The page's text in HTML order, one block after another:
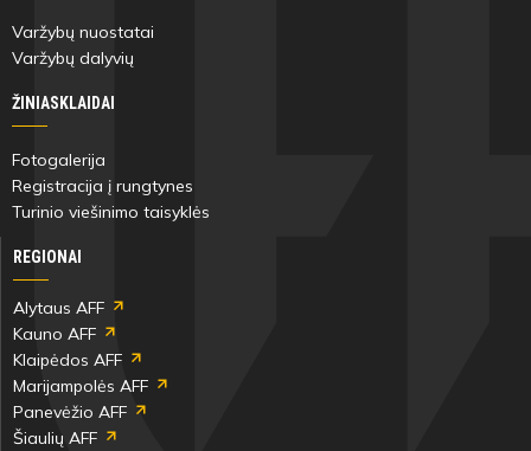
Varžybų nuostatai
Varžybų dalyvių
ŽINIASKLAIDAI
Fotogalerija
Registracija į rungtynes
Turinio viešinimo taisyklės
REGIONAI
Alytaus AFF
Kauno AFF
Klaipėdos AFF
Marijampolės AFF
Panevėžio AFF
Šiaulių AFF